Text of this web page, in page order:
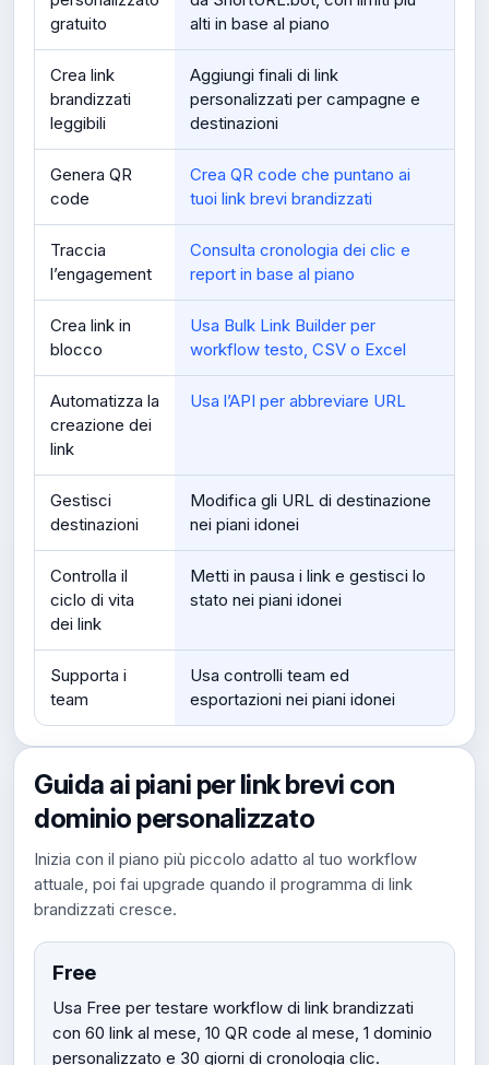
gratuito
alti in base al piano
Crea link
brandizzati
leggibili
Aggiungi finali di link
personalizzati per campagne e
destinazioni
Genera QR
code
Crea QR code che puntano ai
tuoi link brevi brandizzati
Traccia
l’engagement
Consulta cronologia dei clic e
report in base al piano
Crea link in
blocco
Usa Bulk Link Builder per
workflow testo, CSV o Excel
Automatizza la
creazione dei
link
Usa l’API per abbreviare URL
Gestisci
destinazioni
Modifica gli URL di destinazione
nei piani idonei
Controlla il
ciclo di vita
dei link
Metti in pausa i link e gestisci lo
stato nei piani idonei
Supporta i
team
Usa controlli team ed
esportazioni nei piani idonei
Guida ai piani per link brevi con
dominio personalizzato
Inizia con il piano più piccolo adatto al tuo workflow
attuale, poi fai upgrade quando il programma di link
brandizzati cresce.
Free
Usa Free per testare workflow di link brandizzati
con 60 link al mese, 10 QR code al mese, 1 dominio
personalizzato e 30 giorni di cronologia clic.